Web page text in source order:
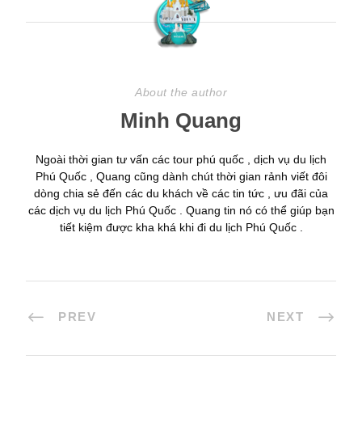
About the author
Minh Quang
Ngoài thời gian tư vấn các tour phú quốc , dịch vụ du lịch
Phú Quốc , Quang cũng dành chút thời gian rảnh viết đôi
dòng chia sẻ đến các du khách về các tin tức , ưu đãi của
các dịch vụ du lịch Phú Quốc . Quang tin nó có thể giúp bạn
tiết kiệm được kha khá khi đi du lịch Phú Quốc .
PREV NEXT